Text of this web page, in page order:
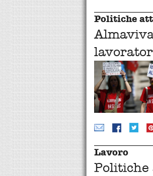
Politiche
Lavoro
Politiche